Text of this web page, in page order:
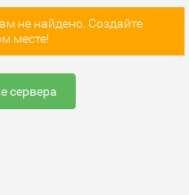
не найдено. Создайте
месте!
сервера